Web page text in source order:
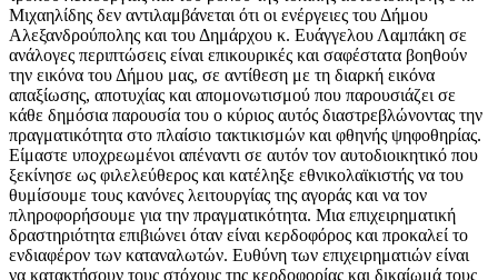
Μιχαηλίδης δεν αντιλαμβάνεται ότι οι ενέργειες του Δήμου
Αλεξανδρούπολης και του Δημάρχου κ. Ευάγγελου Λαμπάκη σε
ανάλογες περιπτώσεις είναι επικουρικές και σαφέστατα βοηθούν
την εικόνα του Δήμου μας, σε αντίθεση με τη διαρκή εικόνα
απαξίωσης, αποτυχίας και απομονωτισμού που παρουσιάζει σε
κάθε δημόσια παρουσία του ο κύριος αυτός διαστρεβλώνοντας την
πραγματικότητα στο πλαίσιο τακτικισμών και φθηνής ψηφοθηρίας.
Είμαστε υποχρεωμένοι απέναντι σε αυτόν τον αυτοδιοικητικό που
ξεκίνησε ως φιλελεύθερος και κατέληξε εθνικολαϊκιστής να του
θυμίσουμε τους κανόνες λειτουργίας της αγοράς και να τον
πληροφορήσουμε για την πραγματικότητα. Μια επιχειρηματική
δραστηριότητα επιβιώνει όταν είναι κερδοφόρος και προκαλεί το
ενδιαφέρον των καταναλωτών. Ευθύνη των επιχειρηματιών είναι
να κατακτήσουν τους στόχους της κερδοφορίας και δικαίωμά τους